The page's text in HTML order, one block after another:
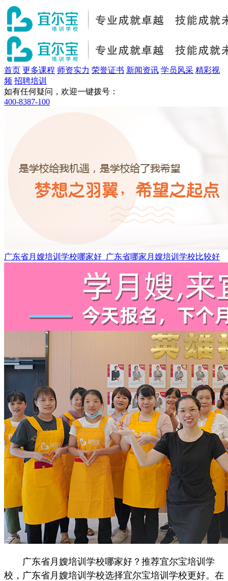
首页 更多课程 师资实力 荣誉证书 新闻资讯 学员风采 精彩视
频 招聘培训
如有任何疑问，欢迎一键拨号：
400-8387-100
广东省月嫂培训学校哪家好_广东省哪家月嫂培训学校比较好
广东省月嫂培训学校哪家好？推荐宜尔宝培训学
校，广东省月嫂培训学校选择宜尔宝培训学校更好。在